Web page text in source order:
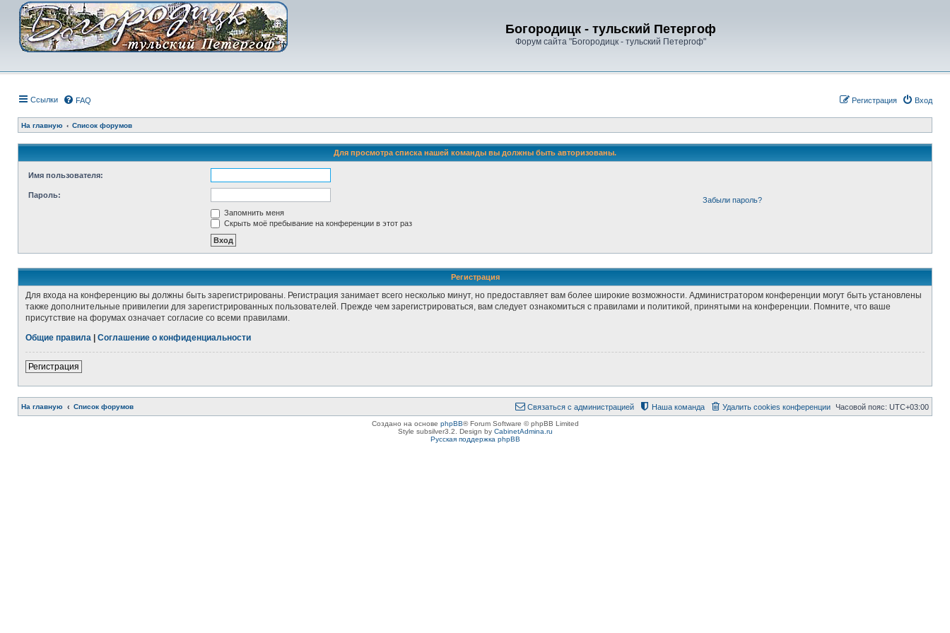
Богородицк - тульский Петергоф
Форум сайта "Богородицк - тульский Петергоф"
Ссылки FAQ Вход
Регистрация
На главную Список форумов
Для просмотра списка нашей команды вы должны быть авторизованы.
Имя пользователя:
Пароль:
Забыли пароль?
Запомнить меня
Скрыть моё пребывание на конференции в этот раз
Регистрация
Для входа на конференцию вы должны быть зарегистрированы. Регистрация занимает всего несколько минут, но предоставляет вам более широкие возможности. Администратором конференции могут быть установлены
также дополнительные привилегии для зарегистрированных пользователей. Прежде чем зарегистрироваться, вам следует ознакомиться с правилами и политикой, принятыми на конференции. Помните, что ваше
присутствие на форумах означает согласие со всеми правилами.
Общие правила
Соглашение о конфиденциальности
Регистрация
На главную Список форумов Часовой пояс: UTC+03:00
Удалить cookies конференции
Наша команда
Связаться с администрацией
Создано на основе phpBB® Forum Software © phpBB Limited
Style subsilver3.2. Design by CabinetAdmina.ru
Русская поддержка phpBB